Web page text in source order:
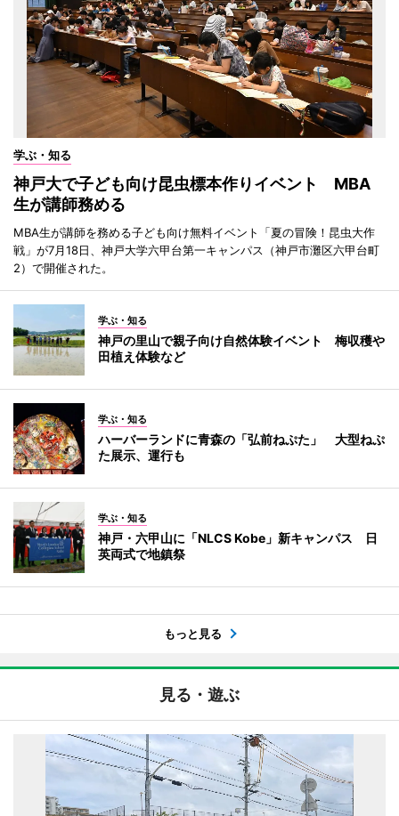
学ぶ・知る
神戸大で子ども向け昆虫標本作りイベント MBA
生が講師務める
MBA生が講師を務める子ども向け無料イベント「夏の冒険！昆虫大作
戦」が7月18日、神戸大学六甲台第一キャンパス（神戸市灘区六甲台町
2）で開催された。
学ぶ・知る
神戸の里山で親子向け自然体験イベント 梅収穫や
田植え体験など
学ぶ・知る
ハーバーランドに青森の「弘前ねぷた」 大型ねぷ
た展示、運行も
学ぶ・知る
神戸・六甲山に「NLCS Kobe」新キャンパス 日
英両式で地鎮祭
もっと見る
見る・遊ぶ